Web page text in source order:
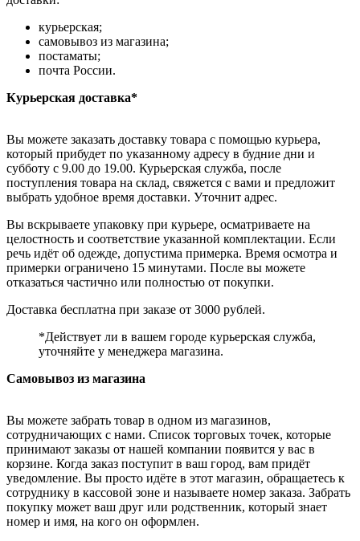
курьерская;
самовывоз из магазина;
постаматы;
почта России.
Курьерская доставка*
Вы можете заказать доставку товара с помощью курьера,
который прибудет по указанному адресу в будние дни и
субботу с 9.00 до 19.00. Курьерская служба, после
поступления товара на склад, свяжется с вами и предложит
выбрать удобное время доставки. Уточнит адрес.
Вы вскрываете упаковку при курьере, осматриваете на
целостность и соответствие указанной комплектации. Если
речь идёт об одежде, допустима примерка. Время осмотра и
примерки ограничено 15 минутами. После вы можете
отказаться частично или полностью от покупки.
Доставка бесплатна при заказе от 3000 рублей.
*Действует ли в вашем городе курьерская служба,
уточняйте у менеджера магазина.
Самовывоз из магазина
Вы можете забрать товар в одном из магазинов,
сотрудничающих с нами. Список торговых точек, которые
принимают заказы от нашей компании появится у вас в
корзине. Когда заказ поступит в ваш город, вам придёт
уведомление. Вы просто идёте в этот магазин, обращаетесь к
сотруднику в кассовой зоне и называете номер заказа. Забрать
покупку может ваш друг или родственник, который знает
номер и имя, на кого он оформлен.